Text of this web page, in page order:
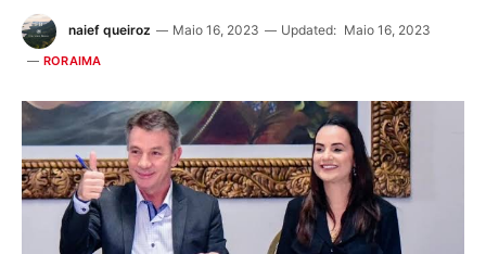
naief queiroz Maio 16, 2023 Updated: Maio 16, 2023
RORAIMA